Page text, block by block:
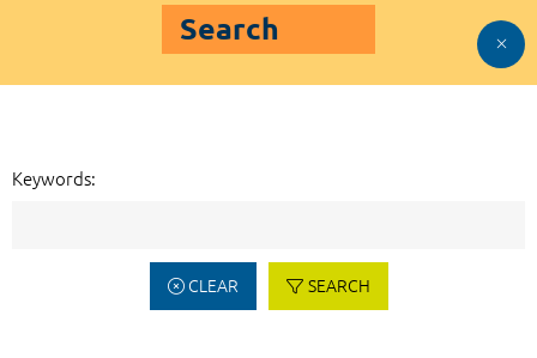
Search
Keywords:
CLEAR SEARCH